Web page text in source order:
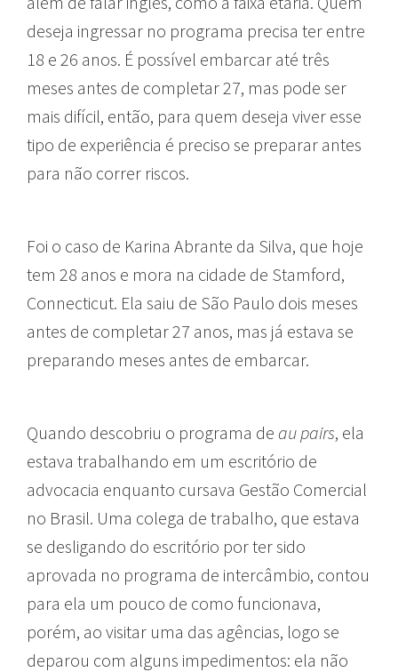
deseja ingressar no programa precisa ter entre
18 e 26 anos. É possível embarcar até três
meses antes de completar 27, mas pode ser
mais difícil, então, para quem deseja viver esse
tipo de experiência é preciso se preparar antes
para não correr riscos.
Foi o caso de Karina Abrante da Silva, que hoje
tem 28 anos e mora na cidade de Stamford,
Connecticut. Ela saiu de São Paulo dois meses
antes de completar 27 anos, mas já estava se
preparando meses antes de embarcar.
Quando descobriu o programa de au pairs, ela
estava trabalhando em um escritório de
advocacia enquanto cursava Gestão Comercial
no Brasil. Uma colega de trabalho, que estava
se desligando do escritório por ter sido
aprovada no programa de intercâmbio, contou
para ela um pouco de como funcionava,
porém, ao visitar uma das agências, logo se
deparou com alguns impedimentos: ela não